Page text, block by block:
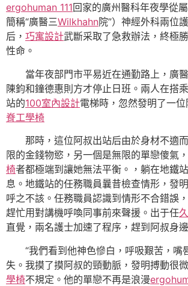
ergohuman 111回家的廣州醫科年夜學從
簡稱“廣醫三Wilkhahn院”）神經外科兩位
后， 巧寓設計武斷采取了急救辦法，終極
性命。
當年夜部門市平易近在通勤路上，廣
陳鈞和鐘德惠則方才停止日班。兩人在搭
站的100室內設計電梯時，忽然發明了一位
脊工學椅
那時，這位阿叔出站后由於身材不適
限的金錢物慾，另一個是無限的單戀傻氣
椅者都極端到讓她無法平衡。，躺在地鐵
息。地鐵站的任務職員曩昔檢查情形，發
呼之不該。任務職員認識到情形不合錯誤，
趕忙用對講機呼喚同事前來聲援。出于任
直覺，兩名護士加速了程序，趕到阿叔身邊
“我們看到他神色慘白，呼吸艱苦，嘴
失。我摸了摸阿叔的頸動脈，發明搏動很
學椅不規定。他的單戀不再是浪漫